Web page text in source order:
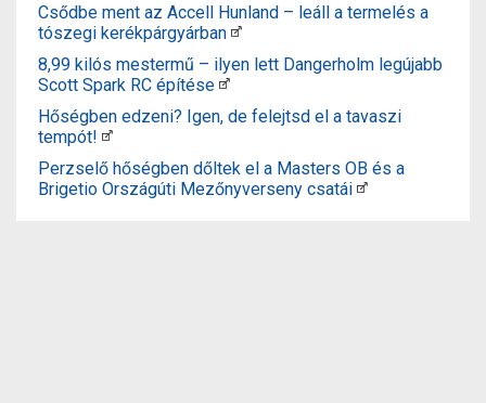
Csődbe ment az Accell Hunland – leáll a termelés a
tószegi kerékpárgyárban
8,99 kilós mestermű – ilyen lett Dangerholm legújabb
Scott Spark RC építése
Hőségben edzeni? Igen, de felejtsd el a tavaszi
tempót!
Perzselő hőségben dőltek el a Masters OB és a
Brigetio Országúti Mezőnyverseny csatái